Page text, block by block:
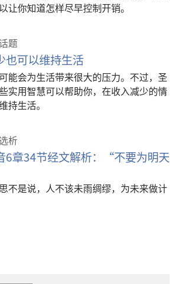
让你知道怎样尽早控制开销。
题
也可以维持生活
能会为生活带来很大的压力。不过，圣
实用智慧可以帮助你，在收入减少的情
持生活。
析
6章34节经文解析：“不要为明天
不是说，人不该未雨绸缪，为未来做计